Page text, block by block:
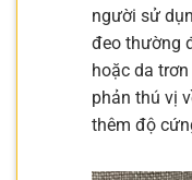
người sử
đeo thường
hoặc da
phản thú vị
thêm độ